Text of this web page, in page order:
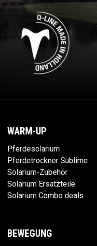
WARM-UP
Pferdesolarium
Pferdetrockner Sublime
Solarium-Zubehör
Solarium Ersatzteile
Solarium Combo deals
BEWEGUNG